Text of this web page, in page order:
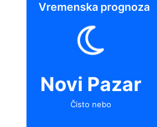
Vremenska prognoza
Novi Pazar
Čisto nebo